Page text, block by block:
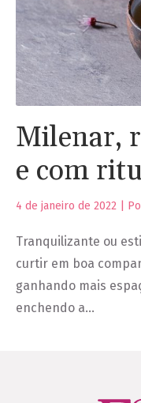
Milenar,
e com
4 de janeiro de 2022 |
Tranquilizante ou
curtir em boa
ganhando mais
enchendo a…